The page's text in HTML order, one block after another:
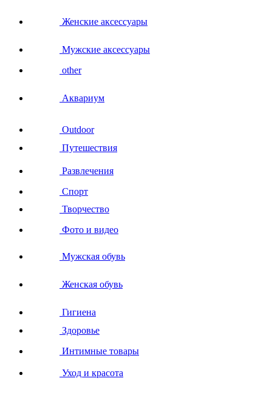
Женские аксессуары
Мужские аксессуары
other
Аквариум
Outdoor
Путешествия
Развлечения
Спорт
Творчество
Фото и видео
Мужская обувь
Женская обувь
Гигиена
Здоровье
Интимные товары
Уход и красота